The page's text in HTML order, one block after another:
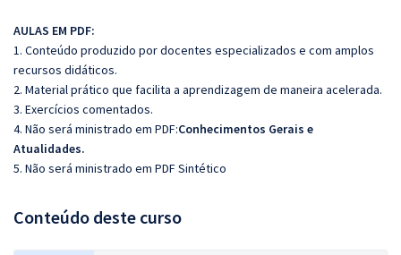
AULAS EM PDF:
1. Conteúdo produzido por docentes especializados e com amplos
recursos didáticos.
2. Material prático que facilita a aprendizagem de maneira acelerada.
3. Exercícios comentados.
4. Não será ministrado em PDF:Conhecimentos Gerais e
Atualidades.
5. Não será ministrado em PDF Sintético
Conteúdo deste curso